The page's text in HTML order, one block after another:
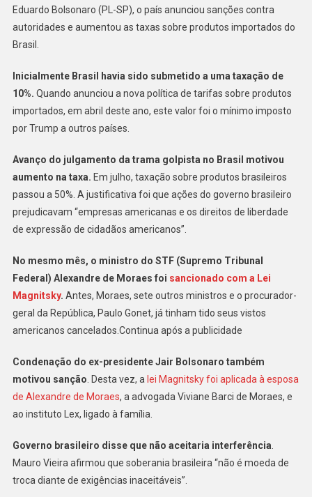
Eduardo Bolsonaro (PL-SP), o país anunciou sanções contra
autoridades e aumentou as taxas sobre produtos importados do
Brasil.
Inicialmente Brasil havia sido submetido a uma taxação de
10%. Quando anunciou a nova política de tarifas sobre produtos
importados, em abril deste ano, este valor foi o mínimo imposto
por Trump a outros países.
Avanço do julgamento da trama golpista no Brasil motivou
aumento na taxa. Em julho, taxação sobre produtos brasileiros
passou a 50%. A justificativa foi que ações do governo brasileiro
prejudicavam “empresas americanas e os direitos de liberdade
de expressão de cidadãos americanos”.
No mesmo mês, o ministro do STF (Supremo Tribunal
Federal) Alexandre de Moraes foi sancionado com a Lei
Magnitsky. Antes, Moraes, sete outros ministros e o procurador-
geral da República, Paulo Gonet, já tinham tido seus vistos
americanos cancelados.Continua após a publicidade
Condenação do ex-presidente Jair Bolsonaro também
motivou sanção. Desta vez, a lei Magnitsky foi aplicada à esposa
de Alexandre de Moraes, a advogada Viviane Barci de Moraes, e
ao instituto Lex, ligado à família.
Governo brasileiro disse que não aceitaria interferência.
Mauro Vieira afirmou que soberania brasileira “não é moeda de
troca diante de exigências inaceitáveis”.